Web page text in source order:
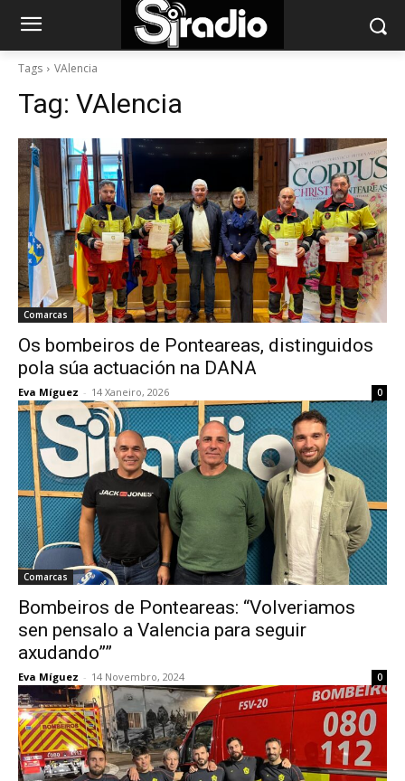
Tags VAlencia
Tag: VAlencia
Comarcas
Os bombeiros de Ponteareas, distinguidos
pola súa actuación na DANA
Eva Míguez - 14 Xaneiro, 2026 0
Comarcas
Bombeiros de Ponteareas: “Volveriamos
sen pensalo a Valencia para seguir
axudando””
Eva Míguez - 14 Novembro, 2024 0